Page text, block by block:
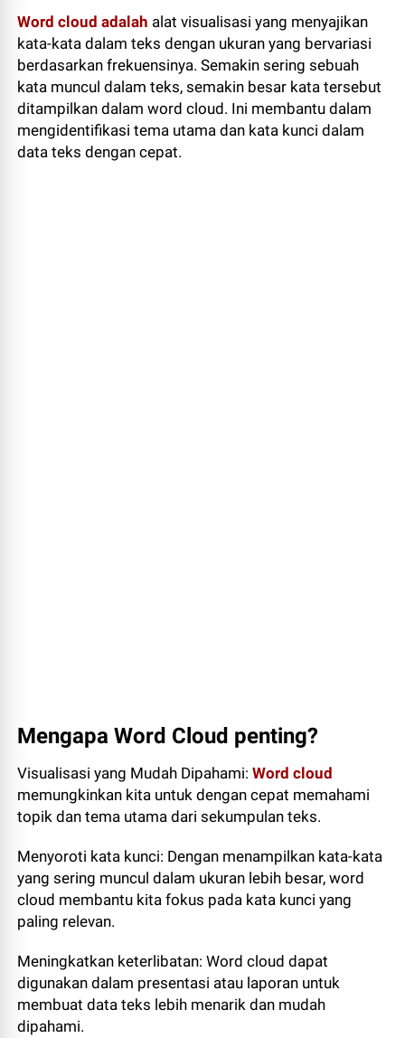
Word cloud adalah alat visualisasi yang menyajikan
kata-kata dalam teks dengan ukuran yang bervariasi
berdasarkan frekuensinya. Semakin sering sebuah
kata muncul dalam teks, semakin besar kata tersebut
ditampilkan dalam word cloud. Ini membantu dalam
mengidentifikasi tema utama dan kata kunci dalam
data teks dengan cepat.
Mengapa Word Cloud penting?
Visualisasi yang Mudah Dipahami:Word cloud
memungkinkan kita untuk dengan cepat memahami
topik dan tema utama dari sekumpulan teks.
Menyoroti kata kunci: Dengan menampilkan kata-kata
yang sering muncul dalam ukuran lebih besar, word
cloud membantu kita fokus pada kata kunci yang
paling relevan.
Meningkatkan keterlibatan: Word cloud dapat
digunakan dalam presentasi atau laporan untuk
membuat data teks lebih menarik dan mudah
dipahami.